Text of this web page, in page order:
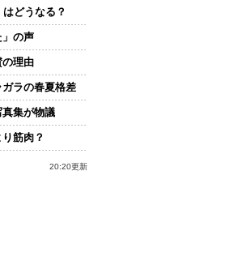
どうなる？
」の声
の理由
ラの春夏格差
集が物議
筋肉？
20:20更新